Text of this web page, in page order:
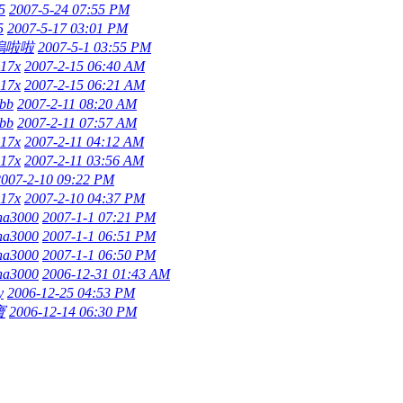
2007-5-24 07:55 PM
2007-5-17 03:01 PM
啦啦 2007-5-1 03:55 PM
2007-2-15 06:40 AM
2007-2-15 06:21 AM
2007-2-11 08:20 AM
2007-2-11 07:57 AM
2007-2-11 04:12 AM
2007-2-11 03:56 AM
2-10 09:22 PM
2007-2-10 04:37 PM
2007-1-1 07:21 PM
2007-1-1 06:51 PM
2007-1-1 06:50 PM
2006-12-31 01:43 AM
2006-12-25 04:53 PM
2006-12-14 06:30 PM